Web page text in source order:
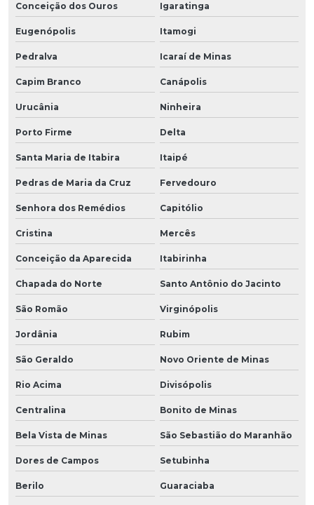
Conceição dos Ouros Igaratinga
Eugenópolis Itamogi
Pedralva Icaraí de Minas
Capim Branco Canápolis
Urucânia Ninheira
Porto Firme Delta
Santa Maria de Itabira Itaipé
Pedras de Maria da Cruz Fervedouro
Senhora dos Remédios Capitólio
Cristina Mercês
Conceição da Aparecida Itabirinha
Chapada do Norte Santo Antônio do Jacinto
São Romão Virginópolis
Jordânia Rubim
São Geraldo Novo Oriente de Minas
Rio Acima Divisópolis
Centralina Bonito de Minas
Bela Vista de Minas São Sebastião do Maranhão
Dores de Campos Setubinha
Berilo Guaraciaba